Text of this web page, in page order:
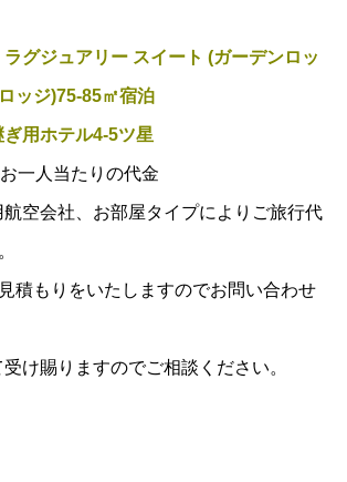
グジュアリー スイート (ガーデンロッ
ッジ)75-85㎡宿泊
用ホテル4-5ツ星
一人当たりの代金
空会社、お部屋タイプによりご旅行代
積もりをいたしますのでお問い合わせ
け賜りますのでご相談ください。